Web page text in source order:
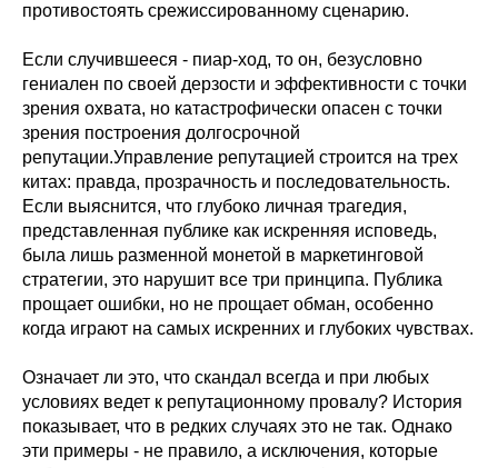
противостоять срежиссированному сценарию.
Если случившееся - пиар-ход, то он, безусловно
гениален по своей дерзости и эффективности с точки
зрения охвата, но катастрофически опасен с точки
зрения построения долгосрочной
репутации.Управление репутацией строится на трех
китах: правда, прозрачность и последовательность.
Если выяснится, что глубоко личная трагедия,
представленная публике как искренняя исповедь,
была лишь разменной монетой в маркетинговой
стратегии, это нарушит все три принципа. Публика
прощает ошибки, но не прощает обман, особенно
когда играют на самых искренних и глубоких чувствах.
Означает ли это, что скандал всегда и при любых
условиях ведет к репутационному провалу? История
показывает, что в редких случаях это не так. Однако
эти примеры - не правило, а исключения, которые